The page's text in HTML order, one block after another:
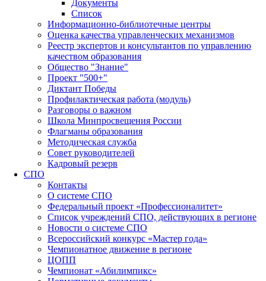
Документы
Список
Информационно-библиотечные центры
Оценка качества управленческих механизмов
Реестр экспертов и консультантов по управлению
качеством образования
Общество "Знание"
Проект "500+"
Диктант Победы
Профилактическая работа (модуль)
Разговоры о важном
Школа Минпросвещения России
Флагманы образования
Методическая служба
Совет руководителей
Кадровый резерв
СПО
Контакты
О системе СПО
Федеральный проект «Профессионалитет»
Список учреждений СПО, действующих в регионе
Новости о системе СПО
Всероссийский конкурс «Мастер года»
Чемпионатное движение в регионе
ЦОПП
Чемпионат «Абилимпикс»